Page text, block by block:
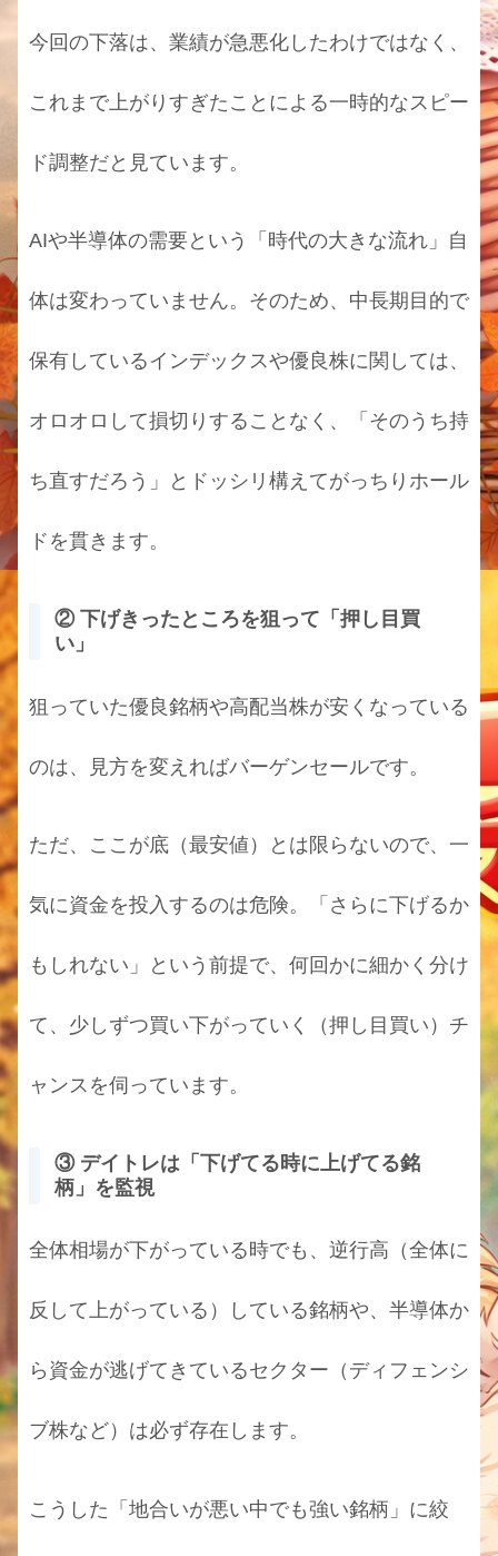
今回の下落は、業績が急悪化したわけではなく、
これまで上がりすぎたことによる一時的なスピー
ド調整だと見ています。
AIや半導体の需要という「時代の大きな流れ」自
体は変わっていません。そのため、中長期目的で
保有しているインデックスや優良株に関しては、
オロオロして損切りすることなく、「そのうち持
ち直すだろう」とドッシリ構えてがっちりホール
ドを貫きます。
② 下げきったところを狙って「押し目買
い」
狙っていた優良銘柄や高配当株が安くなっている
のは、見方を変えればバーゲンセールです。
ただ、ここが底（最安値）とは限らないので、一
気に資金を投入するのは危険。「さらに下げるか
もしれない」という前提で、何回かに細かく分け
て、少しずつ買い下がっていく（押し目買い）チ
ャンスを伺っています。
③ デイトレは「下げてる時に上げてる銘
柄」を監視
全体相場が下がっている時でも、逆行高（全体に
反して上がっている）している銘柄や、半導体か
ら資金が逃げてきているセクター（ディフェンシ
ブ株など）は必ず存在します。
こうした「地合いが悪い中でも強い銘柄」に絞